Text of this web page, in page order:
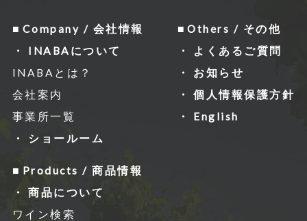
Company / 会社情報
INABAについて
INABAとは？
会社案内
事業所一覧
ショールーム
Products / 商品情報
商品について
ワイン検索
Others / その他
よくあるご質問
お知らせ
個人情報保護方針
English